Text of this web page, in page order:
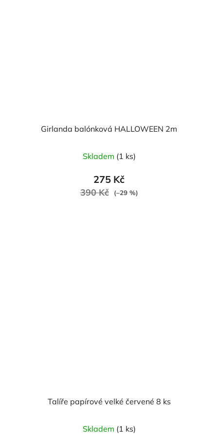
Girlanda balónková HALLOWEEN 2m
Skladem (1 ks)
275 Kč
390 Kč (–29 %)
Talíře papírové velké červené 8 ks
Skladem (1 ks)